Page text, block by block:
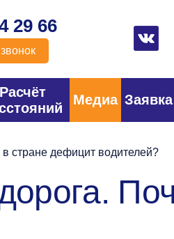
29 66
Расчёт
Медиа Заявка
стране дефицит водителей?